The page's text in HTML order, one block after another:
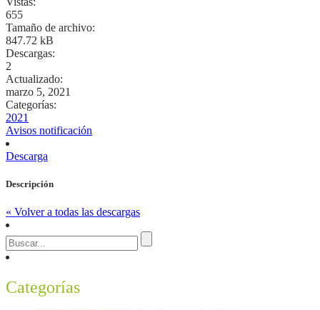
655
Tamaño de archivo:
847.72 kB
Descargas:
2
Actualizado:
marzo 5, 2021
Categorías:
2021
Avisos notificación
Descarga
Descripción
« Volver a todas las descargas
Categorías